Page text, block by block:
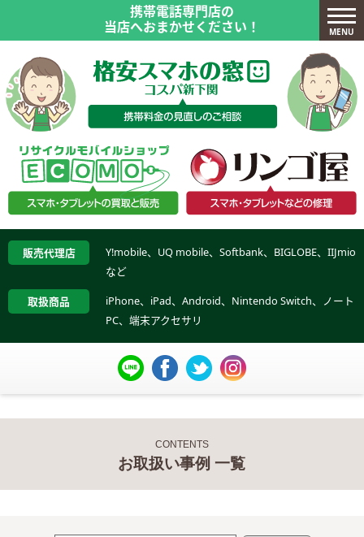
携帯電話専門店の
当店へおまかせください！
販売代理店
Y!mobile、UQ mobile、Softbank、BIGLOBE、IIJmio
など
取扱商品
iPhone、iPad、Android、Nintendo Switch、ノート
PC、端末アクセサリ
MENU
CONTENTS
お取扱い事例 一覧